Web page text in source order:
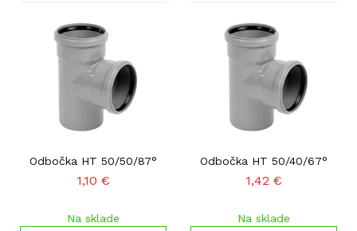
Odbočka HT 50/50/87°
1,10 €
Na sklade
Odbočka HT 50/40/67°
1,42 €
Na sklade